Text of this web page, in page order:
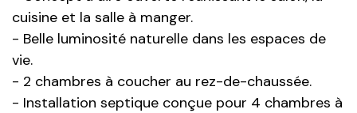
cuisine et la salle à manger.
- Belle luminosité naturelle dans les espaces de
vie.
- 2 chambres à coucher au rez-de-chaussée.
- Installation septique conçue pour 4 chambres à